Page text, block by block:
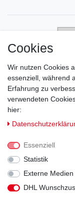
Cookies
Wir nutzen Cookies
essenziell, während
Erfahrung zu
verwendeten
hier:
Essenziell
Statistik
Externe Medien
DHL